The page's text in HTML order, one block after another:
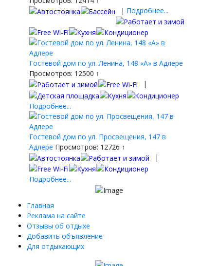
| Подробнее...
Гостевой дом по ул. Ленина, 148 «А» в Адлере
Просмотров: 12500 ↑
|
Подробнее...
Гостевой дом по ул. Просвещения, 147 в
Адлере Просмотров: 12726 ↑
|
Подробнее...
Главная
Реклама на сайте
Отзывы об отдыхе
Добавить объявление
Для отдыхающих